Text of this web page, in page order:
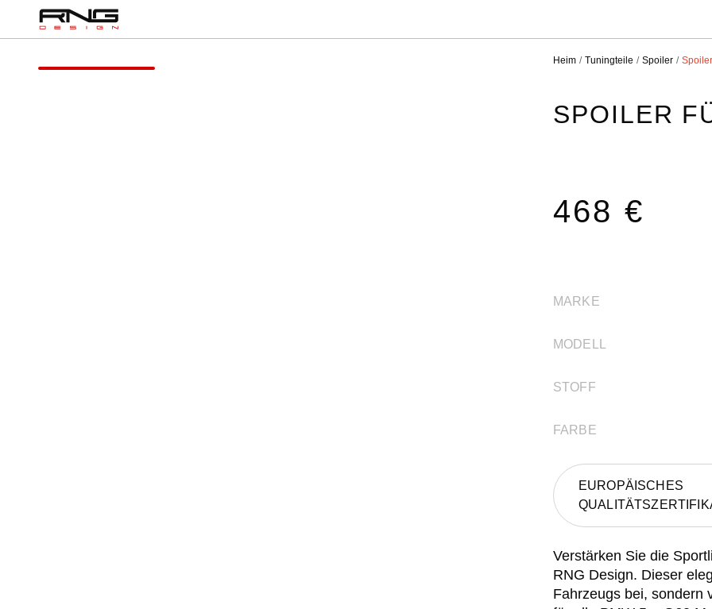
Heim Tuningteile Spoiler
SPOILER
468 €
MARKE
MODELL
STOFF
FARBE
EUROPÄISCHES
Verstärken Sie die
RNG Design. Dieser
Fahrzeugs bei, sondern